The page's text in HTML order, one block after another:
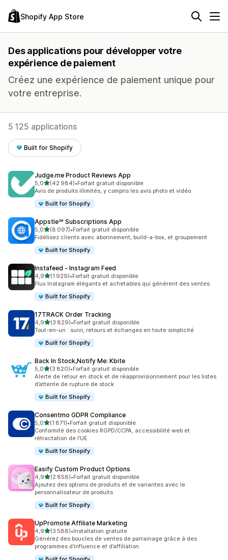
Shopify App Store
Des applications pour développer votre
expérience de paiement
Créez une expérience de paiement unique pour
votre entreprise.
5 125 applications
Built for Shopify
Judge.me Product Reviews App
5,0étoile(s) sur 5
(42 984)
42984 avis au total
•Forfait gratuit disponible
Avis de produits illimités, y compris les avis photo et vidéo
Built for Shopify
Appstle℠ Subscriptions App
5,0étoile(s) sur 5
(8 097)
8097 avis au total
•Forfait gratuit disponible
Fidélisez clients avec abonnement, build-a-box, et groupement
Built for Shopify
Instafeed ‑ Instagram Feed
4,9étoile(s) sur 5
(1 929)
1929 avis au total
•Forfait gratuit disponible
Flux Instagram élégants et achetables qui génèrent des ventes
Built for Shopify
17TRACK Order Tracking
4,9étoile(s) sur 5
(3 829)
3829 avis au total
•Forfait gratuit disponible
Tout-en-un : suivi, retours et échanges en toute simplicité
Built for Shopify
Back In Stock,Notify Me: Kbite
5,0étoile(s) sur 5
(3 820)
3820 avis au total
•Forfait gratuit disponible
Alerte de retour en stock et de réapprovisionnement pour les listes
d’attente de rupture de stock
Built for Shopify
Consentmo GDPR Compliance
5,0étoile(s) sur 5
(1 871)
1871 avis au total
•Forfait gratuit disponible
Conformité des cookies RGPD/CCPA, accessibilité web et
rétractation de l’UE
Built for Shopify
Easify Custom Product Options
4,9étoile(s) sur 5
(2 858)
2858 avis au total
•Forfait gratuit disponible
Ajoutez des options de produits et de variantes avec le
personnalisateur de produits
Built for Shopify
UpPromote Affiliate Marketing
4,9étoile(s) sur 5
(3 588)
3588 avis au total
•Installation gratuite
Générez des boucles de ventes de parrainage grâce à des
programmes d’influence et d’affiliation